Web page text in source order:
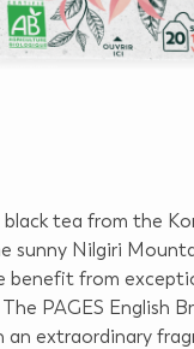
tea from the
sunny Nilgiri
benefit from
PAGES English
extraordinary